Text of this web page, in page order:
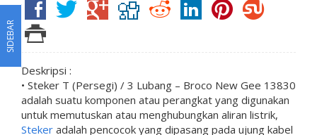
Deskripsi :
• Steker T (Persegi) / 3 Lubang – Broco New Gee 13830
adalah suatu komponen atau perangkat yang digunakan
untuk memutuskan atau menghubungkan aliran listrik,
Steker adalah pencocok yang dipasang pada ujung kabel
SIDEBAR